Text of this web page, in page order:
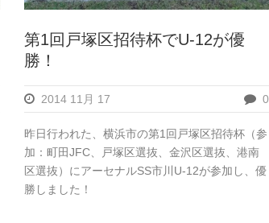
第1回戸塚区招待杯でU-12が優
勝！
2014 11月 17 0
昨日行われた、横浜市の第1回戸塚区招待杯（参
加：町田JFC、戸塚区選抜、金沢区選抜、港南
区選抜）にアーセナルSS市川U-12が参加し、優
勝しました！